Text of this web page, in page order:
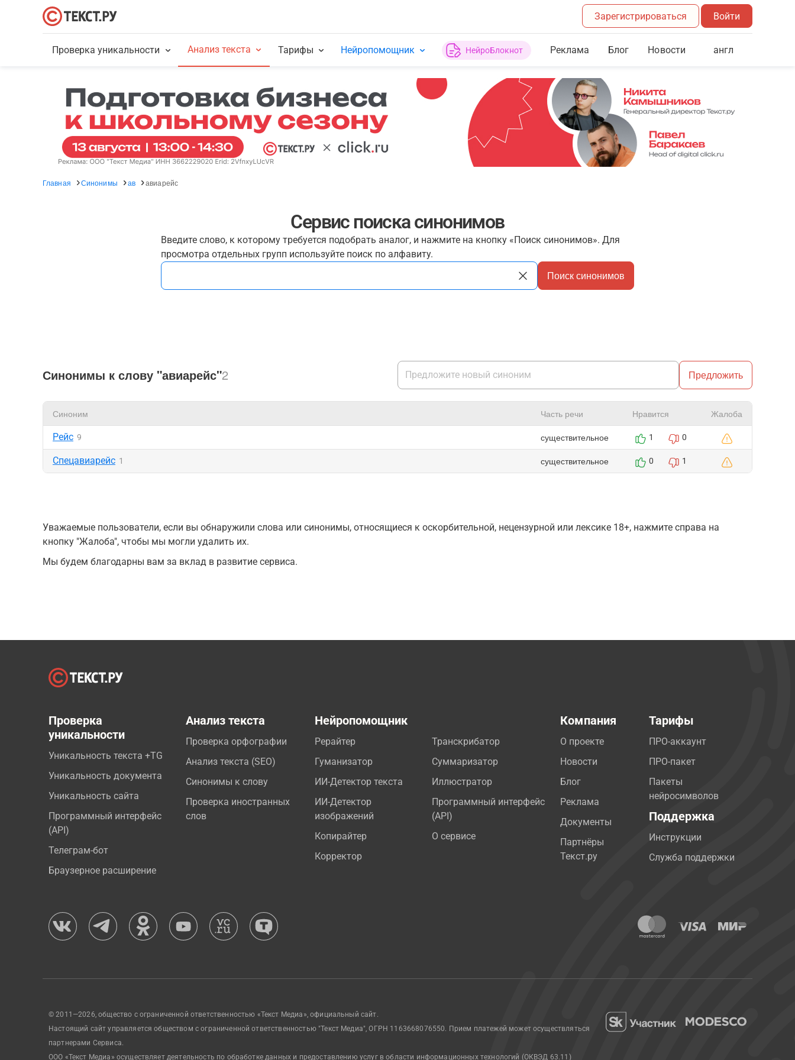
Зарегистрироваться Войти
Проверка уникальности Анализ текста Тарифы Нейропомощник НейроБлокнот Реклама Блог Новости англ
Главная Синонимы ав авиарейс
Сервис поиска синонимов
Введите слово, к которому требуется подобрать аналог, и нажмите на кнопку «Поиск синонимов». Для
просмотра отдельных групп используйте поиск по алфавиту.
Поиск синонимов
Синонимы к слову "авиарейс"2 Предложить
Синоним Часть речи Нравится Жалоба
Рейс 9 существительное 1 0
Спецавиарейс 1 существительное 0 1
Уважаемые пользователи, если вы обнаружили слова или синонимы, относящиеся к оскорбительной, нецензурной или лексике 18+, нажмите справа на
кнопку "Жалоба", чтобы мы могли удалить их.
Мы будем благодарны вам за вклад в развитие сервиса.
Проверка
уникальности
Уникальность текста +TG
Уникальность документа
Уникальность сайта
Программный интерфейс
(API)
Телеграм-бот
Браузерное расширение
Анализ текста
Проверка орфографии
Анализ текста (SEO)
Синонимы к слову
Проверка иностранных
слов
Нейропомощник
Рерайтер
Гуманизатор
ИИ-Детектор текста
ИИ-Детектор
изображений
Копирайтер
Корректор
Транскрибатор
Суммаризатор
Иллюстратор
Программный интерфейс
(API)
О сервисе
Компания
О проекте
Новости
Блог
Реклама
Документы
Партнёры
Текст.ру
Тарифы
ПРО-аккаунт
ПРО-пакет
Пакеты
нейросимволов
Поддержка
Инструкции
Служба поддержки
© 2011—2026, общество с ограниченной ответственностью «Текст Медиа», официальный сайт.
Настоящий сайт управляется обществом с ограниченной ответственностью "Текст Медиа", ОГРН 1163668076550. Прием платежей может осуществляться
партнерами Сервиса.
ООО «Текст Медиа» осуществляет деятельность по обработке данных и предоставлению услуг в области информационных технологий (ОКВЭД 63.11)